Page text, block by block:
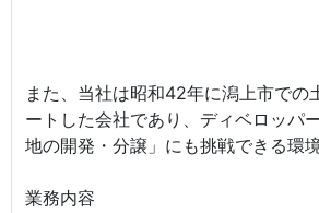
また、当社は昭和42年に潟上市での
ートした会社であり、ディベロッパ
地の開発・分譲」にも挑戦できる環
業務内容